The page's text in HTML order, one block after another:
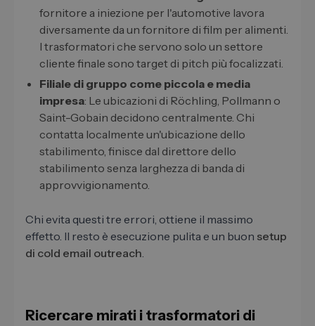
fornitore a iniezione per l'automotive lavora
diversamente da un fornitore di film per alimenti.
I trasformatori che servono solo un settore
cliente finale sono target di pitch più focalizzati.
Filiale di gruppo come piccola e media
impresa: Le ubicazioni di Röchling, Pollmann o
Saint-Gobain decidono centralmente. Chi
contatta localmente un'ubicazione dello
stabilimento, finisce dal direttore dello
stabilimento senza larghezza di banda di
approvvigionamento.
Chi evita questi tre errori, ottiene il massimo
effetto. Il resto è esecuzione pulita e un buon setup
di cold email outreach.
Ricercare mirati i trasformatori di